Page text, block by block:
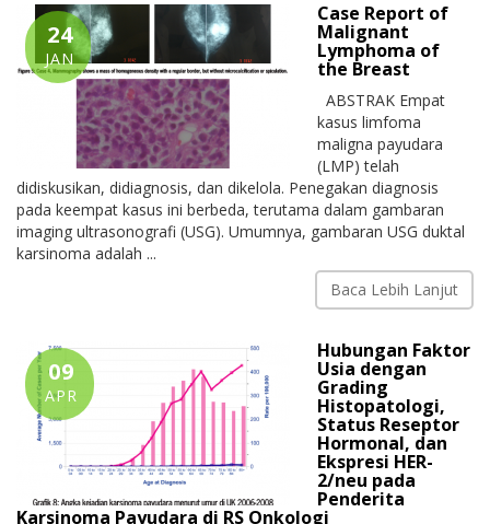
24
JAN
Case Report of
Malignant
Lymphoma of
the Breast
ABSTRAK Empat
kasus limfoma
maligna payudara
(LMP) telah
didiskusikan, didiagnosis, dan dikelola. Penegakan diagnosis
pada keempat kasus ini berbeda, terutama dalam gambaran
imaging ultrasonografi (USG). Umumnya, gambaran USG duktal
karsinoma adalah ...
Baca Lebih Lanjut
09
APR
Hubungan Faktor
Usia dengan
Grading
Histopatologi,
Status Reseptor
Hormonal, dan
Ekspresi HER-
2/neu pada
Penderita
Karsinoma Payudara di RS Onkologi